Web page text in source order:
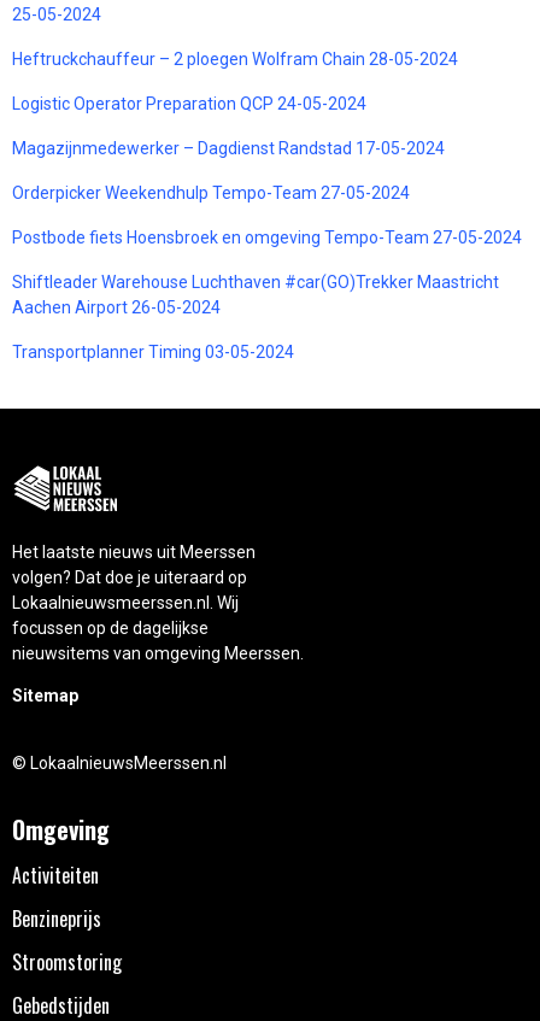
25-05-2024
Heftruckchauffeur – 2 ploegen Wolfram Chain 28-05-2024
Logistic Operator Preparation QCP 24-05-2024
Magazijnmedewerker – Dagdienst Randstad 17-05-2024
Orderpicker Weekendhulp Tempo-Team 27-05-2024
Postbode fiets Hoensbroek en omgeving Tempo-Team 27-05-2024
Shiftleader Warehouse Luchthaven #car(GO)Trekker Maastricht
Aachen Airport 26-05-2024
Transportplanner Timing 03-05-2024
Het laatste nieuws uit Meerssen
volgen? Dat doe je uiteraard op
Lokaalnieuwsmeerssen.nl. Wij
focussen op de dagelijkse
nieuwsitems van omgeving Meerssen.
Sitemap
© LokaalnieuwsMeerssen.nl
Omgeving
Activiteiten
Benzineprijs
Stroomstoring
Gebedstijden